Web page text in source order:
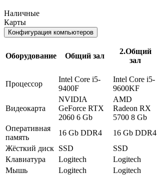
Наличные
Карты
Конфигурация компьютеров
Оборудование Общий зал
2.Общий
зал
Процессор
Intel Core i5-
9400F
Intel Core i5-
9600KF
Видеокарта
NVIDIA
GeForce RTX
2060 6 Gb
AMD
Radeon RX
5700 8 Gb
Оперативная
память
16 Gb DDR4 16 Gb DDR4
Жёсткий диск SSD SSD
Клавиатура
Logitech Logitech
Мышь
Logitech Logitech